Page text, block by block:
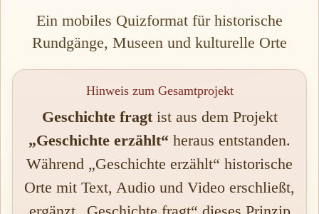
Ein mobiles Quizformat für historische
Rundgänge, Museen und kulturelle Orte
Hinweis zum Gesamtprojekt
Geschichte fragtist aus dem Projekt
„Geschichte erzählt“ heraus entstanden.
Während „Geschichte erzählt“ historische
Orte mit Text, Audio und Video erschließt,